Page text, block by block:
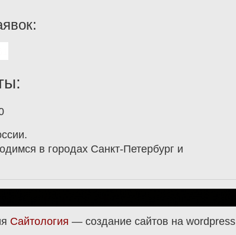
в городах Санкт-Петербург и
Cайтология — создание сайтов на wordpress